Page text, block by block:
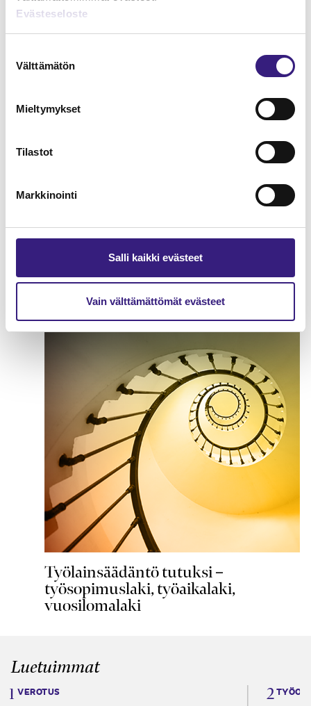
Evästeseloste
valinta
Välttämätön
Mieltymykset
Tilastot
Markkinointi
Salli kaikki evästeet
Vain välttämättömät evästeet
Paikallinen sopiminen
TYÖSOPIMUSLAKI
Työlainsäädäntö tutuksi –
työsopimuslaki, työaikalaki,
vuosilomalaki
Luetuimmat
VEROTUS